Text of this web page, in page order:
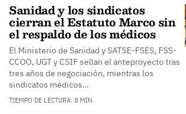
Sanidad y los sindicatos
cierran el Estatuto Marco sin
el respaldo de los médicos
El Ministerio de Sanidad y SATSE-FSES, FSS-
CCOO, UGT y CSIF sellan el anteproyecto tras
tres años de negociación, mientras los
sindicatos médicos…
TIEMPO DE LECTURA: 8 MIN.